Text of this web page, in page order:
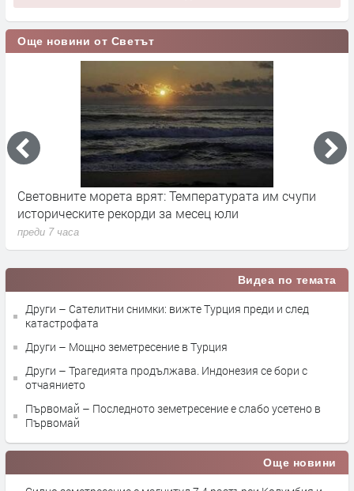
Още новини от Светът
Световните морета врят: Температурата им счупи
историческите рекорди за месец юли
преди 7 часа
Видеа по темата
Други – Сателитни снимки: вижте Турция преди и след
катастрофата
Други – Мощно земетресение в Турция
Други – Трагедията продължава. Индонезия се бори с
отчаянието
Първомай – Последното земетресение е слабо усетено в
Първомай
Още новини